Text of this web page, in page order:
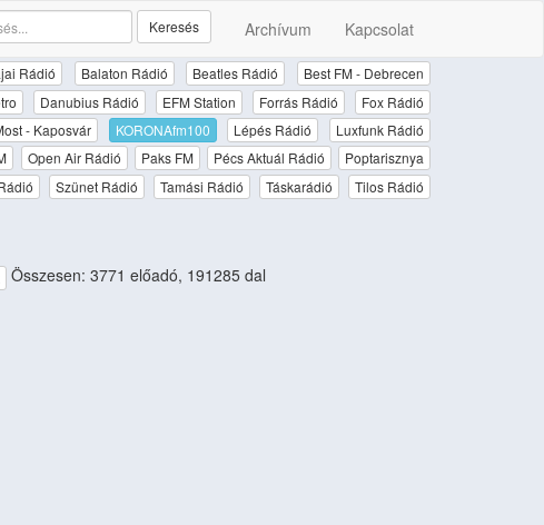
Archívum Kapcsolat
Keresés
Rádió Balaton Rádió Beatles Rádió
Best FM - Debrecen
Danubius Rádió EFM Station Forrás Rádió
Fox Rádió
- Kaposvár KORONAfm100 Lépés Rádió
Luxfunk Rádió
Open Air Rádió Paks FM Pécs Aktuál Rádió
Poptarisznya
Szünet Rádió Tamási Rádió Táskarádió
Tilos Rádió
Összesen: 3771 előadó, 191285 dal